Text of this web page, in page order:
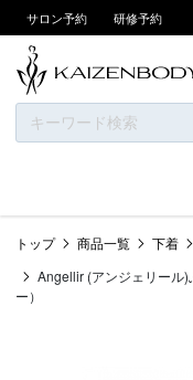
サロン予約 研修予約
トップ 商品一覧 下着
Angellir (アンジェリール
ー）